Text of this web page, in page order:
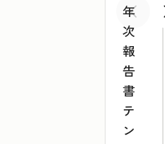
前へ
年
次
報
告
書
テ
ン